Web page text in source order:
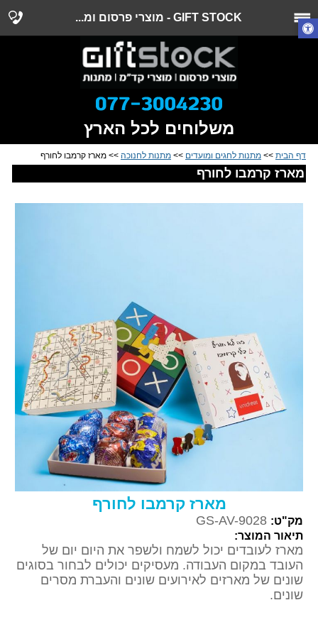
GIFT STOCK - מוצרי פרסום ומ...
משלוחים לכל הארץ
דף הבית >> מתנות לחגים ומועדים >> מתנות לחנוכה >> מארז קרמבו לחורף
מארז קרמבו לחורף
מארז קרמבו לחורף
מק"ט: GS-AV-9028
תיאור המוצר:
מארז לעובדים יכול לשמח ולשפר את היום יום של
העובד במקום העבודה. מעסיקים יכולים לבחור בסוגים
שונים של מארזים לאירועים שונים והעברת מסרים
שונים.